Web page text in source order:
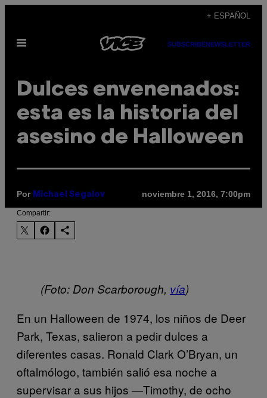
contenido
+ ESPAÑOL
Abrir
SUBSCRIBENEWSLETTER
Dulces envenenados:
esta es la historia del
asesino de Halloween
Por Michael Segalov noviembre 1, 2016, 7:00pm
Compartir:
(Foto: Don Scarborough, vía)
En un Halloween de 1974, los niños de Deer
Park, Texas, salieron a pedir dulces a
diferentes casas. Ronald Clark O’Bryan, un
oftalmólogo, también salió esa noche a
supervisar a sus hijos —Timothy, de ocho